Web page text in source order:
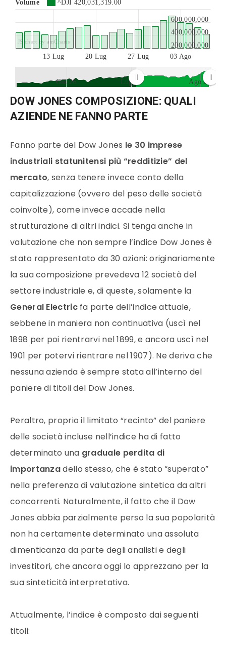
Volume ^DJI 420,031,319.00
13 Lug 20 Lug 27 Lug 03 Ago
200,000,000
400,000,000
600,000,000
JS chart by amCharts
Giu 26 Lug 26 Ago 26
DOW JONES COMPOSIZIONE: QUALI
AZIENDE NE FANNO PARTE
Fanno parte del Dow Jones le 30 imprese
industriali statunitensi più “redditizie” del
mercato, senza tenere invece conto della
capitalizzazione (ovvero del peso delle società
coinvolte), come invece accade nella
strutturazione di altri indici. Si tenga anche in
valutazione che non sempre l’indice Dow Jones è
stato rappresentato da 30 azioni: originariamente
la sua composizione prevedeva 12 società del
settore industriale e, di queste, solamente la
General Electricfa parte dell’indice attuale,
sebbene in maniera non continuativa (uscì nel
1898 per poi rientrarvi nel 1899, e ancora uscì nel
1901 per potervi rientrare nel 1907). Ne deriva che
nessuna azienda è sempre stata all’interno del
paniere di titoli del Dow Jones.
Peraltro, proprio il limitato “recinto” del paniere
delle società incluse nell’indice ha di fatto
determinato una graduale perdita di
importanzadello stesso, che è stato “superato”
nella preferenza di valutazione sintetica da altri
concorrenti. Naturalmente, il fatto che il Dow
Jones abbia parzialmente perso la sua popolarità
non ha certamente determinato una assoluta
dimenticanza da parte degli analisti e degli
investitori, che ancora oggi lo apprezzano per la
sua sinteticità interpretativa.
Attualmente, l’indice è composto dai seguenti
titoli: